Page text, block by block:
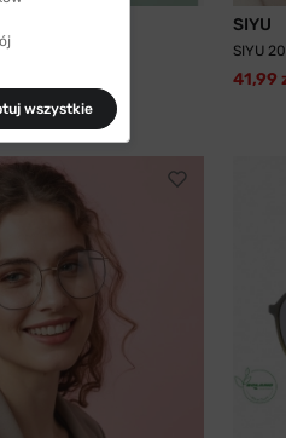
SIYU
SIYU
41,99
wszystkie